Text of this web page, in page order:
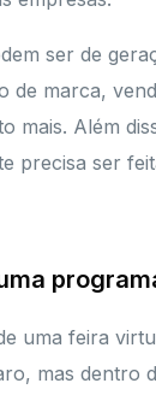
ser de
de marca,
mais. Além
precisa ser
uma feira
mas dentro